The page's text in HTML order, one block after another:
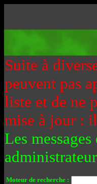
Suite à
peuvent pas
liste et de ne
mise à jour :
Les
Moteur de recherche :